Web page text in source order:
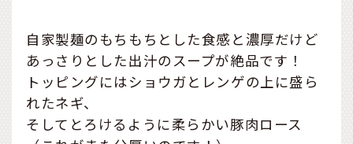
自家製麺のもちもちとした食感と濃厚だけど
あっさりとした出汁のスープが絶品です！
トッピングにはショウガとレンゲの上に盛ら
れたネギ、
そしてとろけるように柔らかい豚肉ロース